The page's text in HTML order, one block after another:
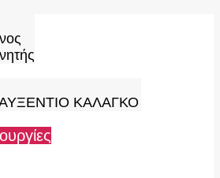
ΚΑΛΑΓΚΟ